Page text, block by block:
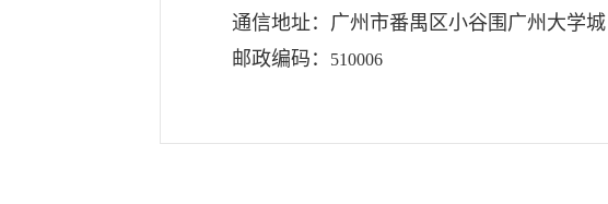
通信地址：广州市番禺区小谷围广州大学城
邮政编码：
510006